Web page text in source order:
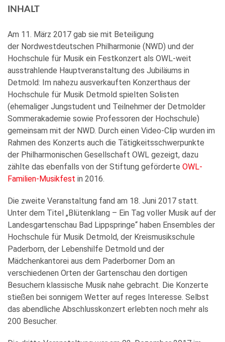
INHALT
Am 11. März 2017 gab sie mit Beteiligung
der Nordwestdeutschen Philharmonie (NWD) und der
Hochschule für Musik ein Festkonzert als OWL-weit
ausstrahlende Hauptveranstaltung des Jubiläums in
Detmold: Im nahezu ausverkauften Konzerthaus der
Hochschule für Musik Detmold spielten Solisten
(ehemaliger Jungstudent und Teilnehmer der Detmolder
Sommerakademie sowie Professoren der Hochschule)
gemeinsam mit der NWD. Durch einen Video-Clip wurden im
Rahmen des Konzerts auch die Tätigkeitsschwerpunkte
der Philharmonischen Gesellschaft OWL gezeigt, dazu
zählte das ebenfalls von der Stiftung geförderte OWL-
Familien-Musikfest in 2016.
Die zweite Veranstaltung fand am 18. Juni 2017 statt.
Unter dem Titel „Blütenklang – Ein Tag voller Musik auf der
Landesgartenschau Bad Lippspringe“ haben Ensembles der
Hochschule für Musik Detmold, der Kreismusikschule
Paderborn, der Lebenshilfe Detmold und der
Mädchenkantorei aus dem Paderborner Dom an
verschiedenen Orten der Gartenschau den dortigen
Besuchern klassische Musik nahe gebracht. Die Konzerte
stießen bei sonnigem Wetter auf reges Interesse. Selbst
das abendliche Abschlusskonzert erlebten noch mehr als
200 Besucher.